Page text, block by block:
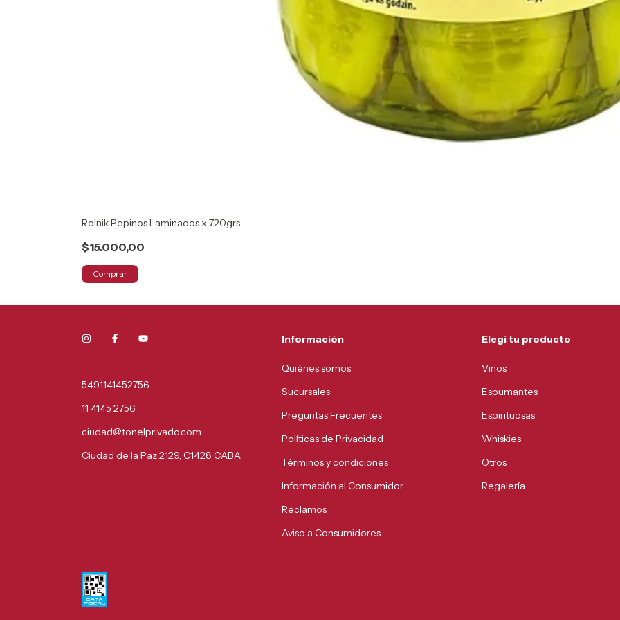
Rolnik Pepinos Laminados x 720grs
$15.000,00
Comprar
5491141452756
11 4145 2756
ciudad@tonelprivado.com
Ciudad de la Paz 2129, C1428 CABA
Información
Quiénes somos
Sucursales
Preguntas Frecuentes
Políticas de Privacidad
Términos y condiciones
Información al Consumidor
Reclamos
Aviso a Consumidores
Elegí tu producto
Vinos
Espumantes
Espirituosas
Whiskies
Otros
Regalería